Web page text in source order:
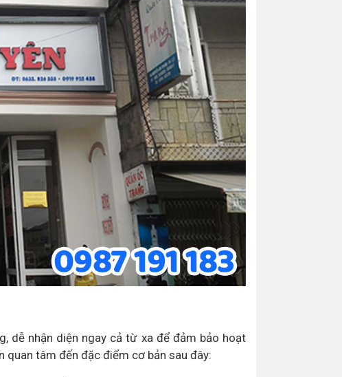
dễ nhận diện ngay cả từ xa để đảm bảo hoạt
quan tâm đến đặc điểm cơ bản sau đây: